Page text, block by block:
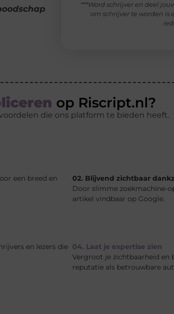
***Word schrijver en deel
om schrijver te worden
op Riscript.nl?
die ons platform te bieden heeft.
een breed en
02. Blijvend zichtbaar
Door slimme zoekmachine-
artikel vindbaar op Google.
en lezers die 04. Laat je expertise zien
Vergroot je zichtbaarheid en
reputatie als betrouwbare